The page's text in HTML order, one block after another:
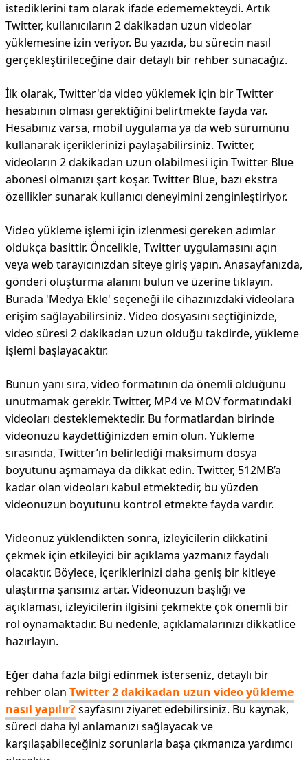
istediklerini tam olarak ifade edememekteydi. Artık
Twitter, kullanıcıların 2 dakikadan uzun videolar
yüklemesine izin veriyor. Bu yazıda, bu sürecin nasıl
gerçekleştirileceğine dair detaylı bir rehber sunacağız.
İlk olarak, Twitter'da video yüklemek için bir Twitter
hesabının olması gerektiğini belirtmekte fayda var.
Hesabınız varsa, mobil uygulama ya da web sürümünü
kullanarak içeriklerinizi paylaşabilirsiniz. Twitter,
videoların 2 dakikadan uzun olabilmesi için Twitter Blue
abonesi olmanızı şart koşar. Twitter Blue, bazı ekstra
özellikler sunarak kullanıcı deneyimini zenginleştiriyor.
Video yükleme işlemi için izlenmesi gereken adımlar
oldukça basittir. Öncelikle, Twitter uygulamasını açın
veya web tarayıcınızdan siteye giriş yapın. Anasayfanızda,
gönderi oluşturma alanını bulun ve üzerine tıklayın.
Burada 'Medya Ekle' seçeneği ile cihazınızdaki videolara
erişim sağlayabilirsiniz. Video dosyasını seçtiğinizde,
video süresi 2 dakikadan uzun olduğu takdirde, yükleme
işlemi başlayacaktır.
Bunun yanı sıra, video formatının da önemli olduğunu
unutmamak gerekir. Twitter, MP4 ve MOV formatındaki
videoları desteklemektedir. Bu formatlardan birinde
videonuzu kaydettiğinizden emin olun. Yükleme
sırasında, Twitter’ın belirlediği maksimum dosya
boyutunu aşmamaya da dikkat edin. Twitter, 512MB’a
kadar olan videoları kabul etmektedir, bu yüzden
videonuzun boyutunu kontrol etmekte fayda vardır.
Videonuz yüklendikten sonra, izleyicilerin dikkatini
çekmek için etkileyici bir açıklama yazmanız faydalı
olacaktır. Böylece, içeriklerinizi daha geniş bir kitleye
ulaştırma şansınız artar. Videonuzun başlığı ve
açıklaması, izleyicilerin ilgisini çekmekte çok önemli bir
rol oynamaktadır. Bu nedenle, açıklamalarınızı dikkatlice
hazırlayın.
Eğer daha fazla bilgi edinmek isterseniz, detaylı bir
rehber olan Twitter 2 dakikadan uzun video yükleme
nasıl yapılır?sayfasını ziyaret edebilirsiniz. Bu kaynak,
süreci daha iyi anlamanızı sağlayacak ve
karşılaşabileceğiniz sorunlarla başa çıkmanıza yardımcı